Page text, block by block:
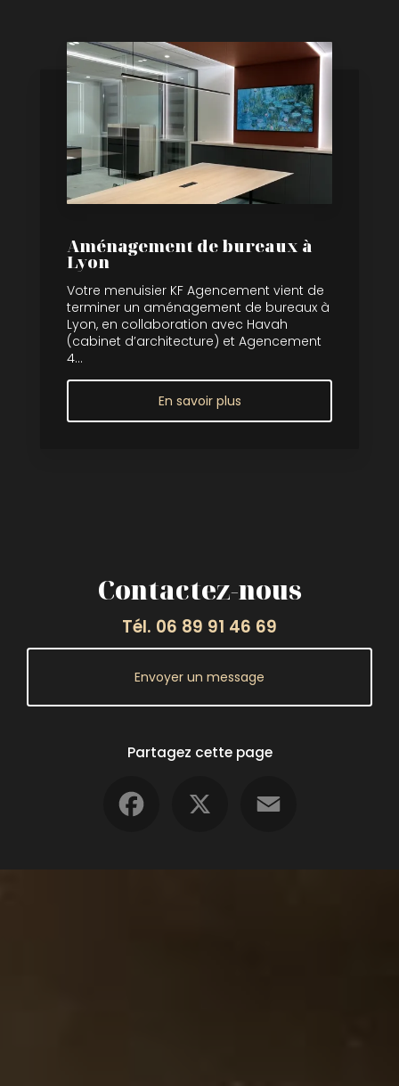
Aménagement de bureaux à
Lyon
Votre menuisier KF Agencement vient de
terminer un aménagement de bureaux à
Lyon, en collaboration avec Havah
(cabinet d’architecture) et Agencement
4...
En savoir plus
Contactez-nous
Tél. 06 89 91 46 69
Envoyer un message
Partagez cette page